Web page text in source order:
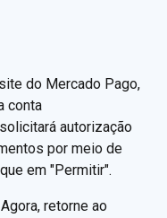
do Mercado Pago,
conta
autorização
por meio de
em "Permitir".
retorne ao